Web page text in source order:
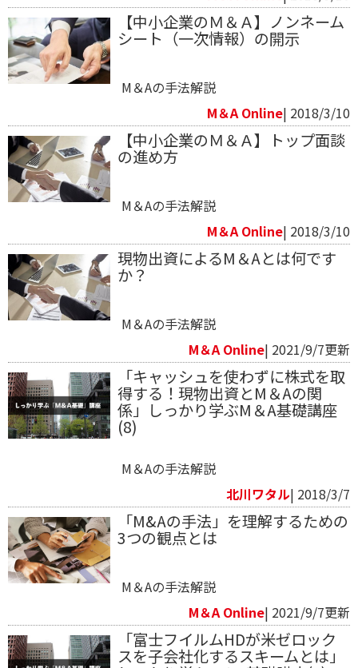
【中小企業のＭ＆Ａ】ノンネーム
シート（一次情報）の開示
M＆Aの手法解説
M＆A Online| 2018/3/10
【中小企業のＭ＆Ａ】トップ面談
の進め方
M＆Aの手法解説
M＆A Online| 2018/3/10
現物出資によるM＆Aとは何です
か？
M＆Aの手法解説
M＆A Online| 2021/9/7更新
「キャッシュを使わずに株式を取
得する！現物出資とM＆Aの関
係」しっかり学ぶM＆A基礎講座
(8)
M＆Aの手法解説
北川ワタル| 2018/3/7
「M&Aの手法」を理解するための
3つの観点とは
M＆Aの手法解説
M＆A Online| 2021/9/7更新
「富士フイルムHDが米ゼロック
スを子会社化するスキームとは」